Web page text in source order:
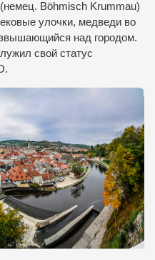
Böhmisch Krummau)
улочки, медведи во
над городом.
свой статус